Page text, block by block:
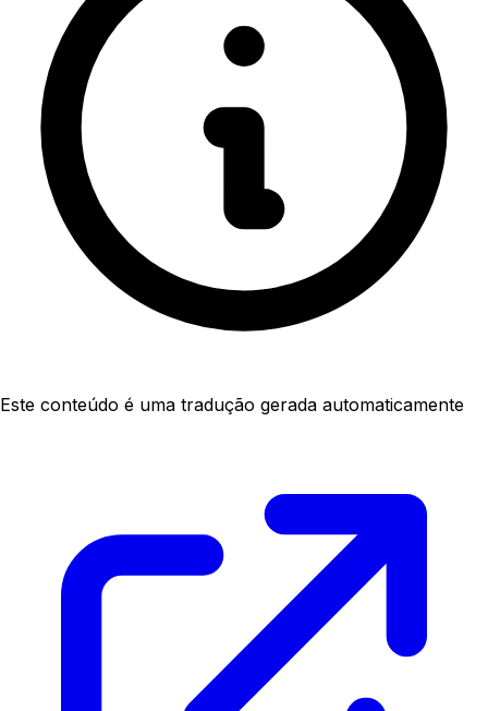
Este conteúdo é uma tradução gerada automaticamente